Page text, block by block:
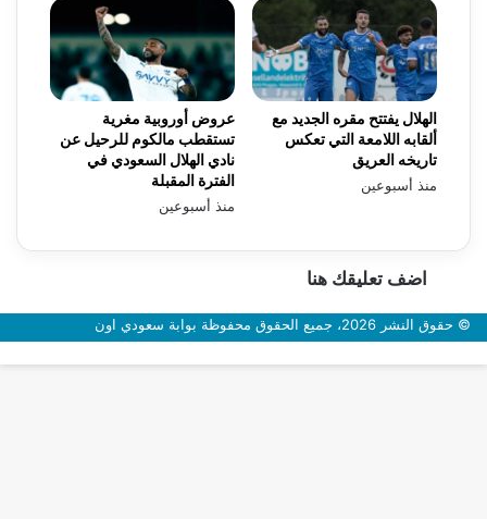
عروض أوروبية مغرية
تستقطب مالكوم للرحيل عن
نادي الهلال السعودي في
الفترة المقبلة
منذ أسبوعين
الهلال يفتتح مقره الجديد مع
ألقابه اللامعة التي تعكس
تاريخه العريق
منذ أسبوعين
اضف تعليقك هنا
© حقوق النشر 2026، جميع الحقوق محفوظة بوابة سعودي اون